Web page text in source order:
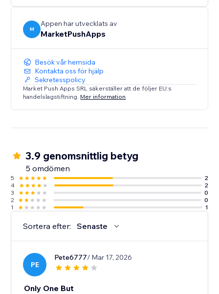
M
Appen har utvecklats av
MarketPushApps
Besök vår hemsida
Kontakta oss för hjälp
Sekretesspolicy
Market Push Apps SRL säkerställer att de följer EU:s
handelslagstiftning. Mer information
3.9 genomsnittlig betyg
5 omdömen
5
2
4
2
3
0
2
0
1
1
Sortera efter: Senaste
PE
Pete6777/ Mar 17, 2026
Only One But